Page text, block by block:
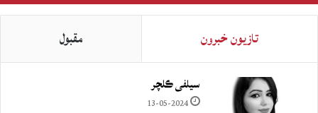
تازيون خبرون مقبول
سيلفي ڪلچر
13-05-2024